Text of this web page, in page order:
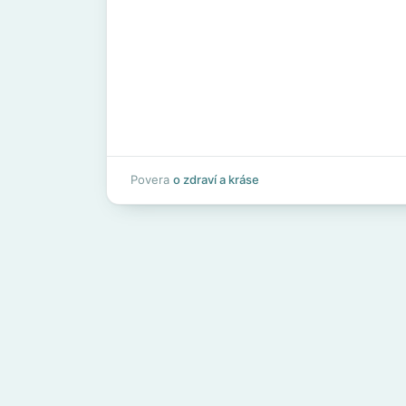
Povera o zdraví a kráse